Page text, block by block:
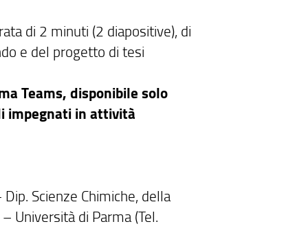
di 2 minuti (2 diapositive), di
e del progetto di tesi
Teams, disponibile solo
impegnati in attività
Dip. Scienze Chimiche, della
Università di Parma (Tel.